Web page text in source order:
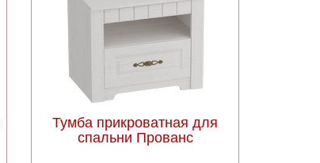
Тумба прикроватная для
спальни Прованс